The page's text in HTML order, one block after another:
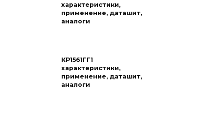
характеристики,
применение, даташит,
аналоги
КР1561ГГ1
характеристики,
применение, даташит,
аналоги